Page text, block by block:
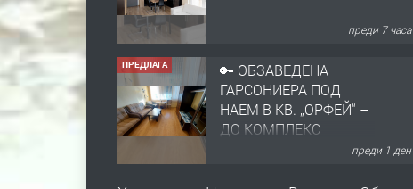
преди 7 часа
ПРЕДЛАГА
🔑 ОБЗАВЕДЕНА
ГАРСОНИЕРА ПОД
НАЕМ В КВ. „ОРФЕЙ“ –
ДО КОМПЛЕКС
преди 1 ден